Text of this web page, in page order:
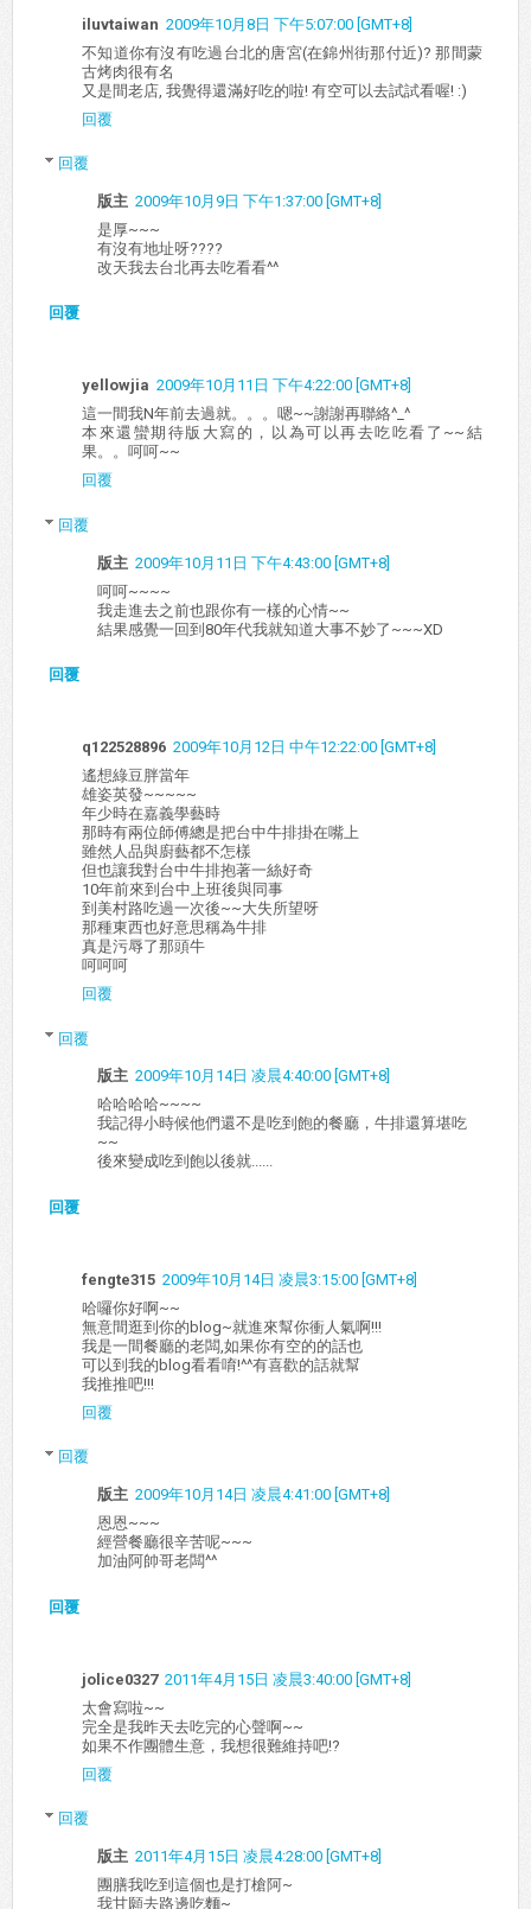
iluvtaiwan 2009年10月8日 下午5:07:00 [GMT+8]
不知道你有沒有吃過台北的唐宮(在錦州街那付近)? 那間蒙
古烤肉很有名
又是間老店, 我覺得還滿好吃的啦! 有空可以去試試看喔! :)
回覆
回覆
版主 2009年10月9日 下午1:37:00 [GMT+8]
是厚~~~
有沒有地址呀????
改天我去台北再去吃看看^^
回覆
yellowjia 2009年10月11日 下午4:22:00 [GMT+8]
這一間我N年前去過就。。。嗯~~謝謝再聯絡^_^
本來還蠻期待版大寫的，以為可以再去吃吃看了~~結
果。。呵呵~~
回覆
回覆
版主 2009年10月11日 下午4:43:00 [GMT+8]
呵呵~~~~
我走進去之前也跟你有一樣的心情~~
結果感覺一回到80年代我就知道大事不妙了~~~XD
回覆
q122528896 2009年10月12日 中午12:22:00 [GMT+8]
遙想綠豆胖當年
雄姿英發~~~~~
年少時在嘉義學藝時
那時有兩位師傅總是把台中牛排掛在嘴上
雖然人品與廚藝都不怎樣
但也讓我對台中牛排抱著一絲好奇
10年前來到台中上班後與同事
到美村路吃過一次後~~大失所望呀
那種東西也好意思稱為牛排
真是污辱了那頭牛
呵呵呵
回覆
回覆
版主 2009年10月14日 凌晨4:40:00 [GMT+8]
哈哈哈哈~~~~
我記得小時候他們還不是吃到飽的餐廳，牛排還算堪吃
~~
後來變成吃到飽以後就......
回覆
fengte315 2009年10月14日 凌晨3:15:00 [GMT+8]
哈囉你好啊~~
無意間逛到你的blog~就進來幫你衝人氣啊!!!
我是一間餐廳的老闆,如果你有空的的話也
可以到我的blog看看唷!^^有喜歡的話就幫
我推推吧!!!
回覆
回覆
版主 2009年10月14日 凌晨4:41:00 [GMT+8]
恩恩~~~
經營餐廳很辛苦呢~~~
加油阿帥哥老闆^^
回覆
jolice0327 2011年4月15日 凌晨3:40:00 [GMT+8]
太會寫啦~~
完全是我昨天去吃完的心聲啊~~
如果不作團體生意，我想很難維持吧!?
回覆
回覆
版主 2011年4月15日 凌晨4:28:00 [GMT+8]
團膳我吃到這個也是打槍阿~
我甘願去路邊吃麵~